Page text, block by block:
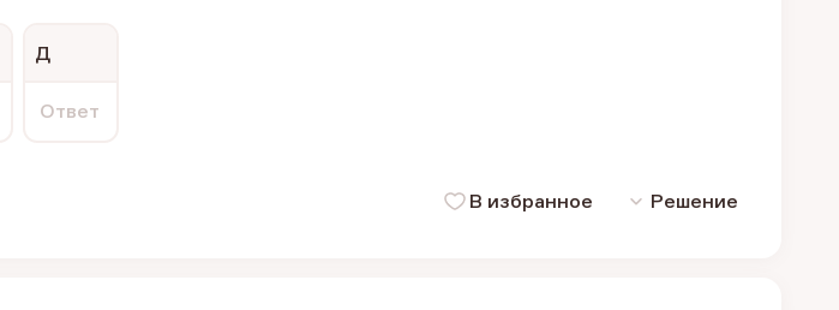
Д
Ответ
В избранное Решение